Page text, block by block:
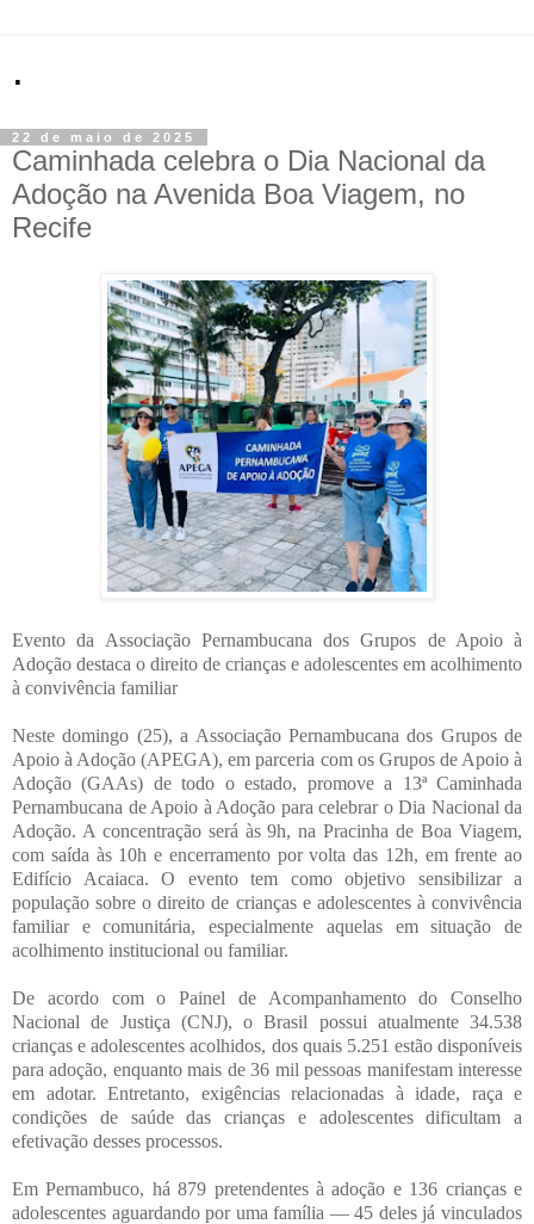
.
22 de maio de 2025
Caminhada celebra o Dia Nacional da
Adoção na Avenida Boa Viagem, no
Recife
Evento da Associação Pernambucana dos Grupos de Apoio à
Adoção destaca o direito de crianças e adolescentes em acolhimento
à convivência familiar
Neste domingo (25), a Associação Pernambucana dos Grupos de
Apoio à Adoção (APEGA), em parceria com os Grupos de Apoio à
Adoção (GAAs) de todo o estado, promove a 13ª Caminhada
Pernambucana de Apoio à Adoção para celebrar o Dia Nacional da
Adoção. A concentração será às 9h, na Pracinha de Boa Viagem,
com saída às 10h e encerramento por volta das 12h, em frente ao
Edifício Acaiaca. O evento tem como objetivo sensibilizar a
população sobre o direito de crianças e adolescentes à convivência
familiar e comunitária, especialmente aquelas em situação de
acolhimento institucional ou familiar.
De acordo com o Painel de Acompanhamento do Conselho
Nacional de Justiça (CNJ), o Brasil possui atualmente 34.538
crianças e adolescentes acolhidos, dos quais 5.251 estão disponíveis
para adoção, enquanto mais de 36 mil pessoas manifestam interesse
em adotar. Entretanto, exigências relacionadas à idade, raça e
condições de saúde das crianças e adolescentes dificultam a
efetivação desses processos.
Em Pernambuco, há 879 pretendentes à adoção e 136 crianças e
adolescentes aguardando por uma família — 45 deles já vinculados